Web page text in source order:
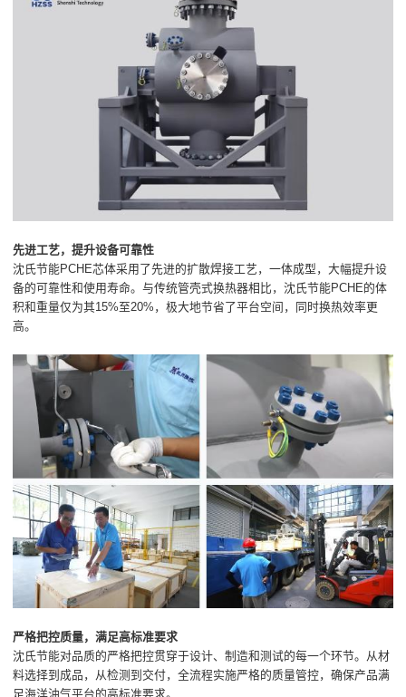
先进工艺，提升设备可靠性
沈氏节能PCHE芯体采用了先进的扩散焊接工艺，一体成型，大幅提升设
备的可靠性和使用寿命。与传统管壳式换热器相比，沈氏节能PCHE的体
积和重量仅为其15%至20%，极大地节省了平台空间，同时换热效率更
高。
严格把控质量，满足高标准要求
沈氏节能对品质的严格把控贯穿于设计、制造和测试的每一个环节。从材
料选择到成品，从检测到交付，全流程实施严格的质量管控，确保产品满
足海洋油气平台的高标准要求。